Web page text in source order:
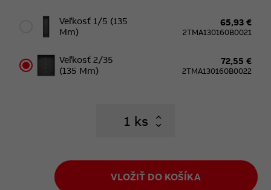
Veľkosť 1/5 (135
Mm)
65,93 €
2TMA130160B0021
Veľkosť 2/35
(135 Mm)
72,55 €
2TMA130160B0022
ks
VLOŽIŤ DO KOŠÍKA